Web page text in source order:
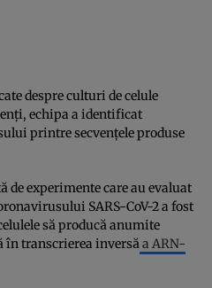
despre culturi de celule
echipa a identificat
printre secvențele produse
de experimente care au evaluat
SARS-CoV-2 a fost
să producă anumite
în transcrierea inversăa ARN-